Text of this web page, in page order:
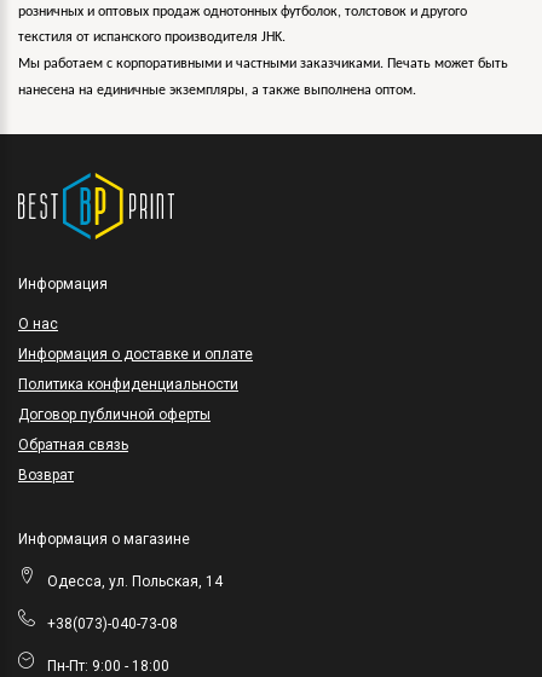
розничных и оптовых продаж однотонных футболок, толстовок и другого
текстиля от испанского производителя JHK.
Мы работаем с корпоративными и частными заказчиками. Печать может быть
нанесена на единичные экземпляры, а также выполнена оптом.
Информация
O нас
Информация о доставке и оплате
Политика конфиденциальности
Договор публичной оферты
Обратная связь
Возврат
Информация о магазине
Одесса, ул. Польская, 14
+38(073)-040-73-08
Пн-Пт: 9:00 - 18:00